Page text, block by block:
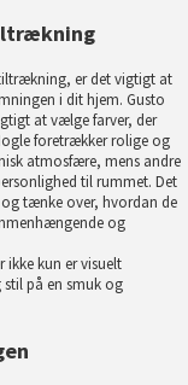
er det vigtigt at
i dit hjem. Gusto
at vælge farver, der
foretrækker rolige og
atmosfære, mens andre
til rummet. Det
tænke over, hvordan de
og
ikke kun er visuelt
på en smuk og